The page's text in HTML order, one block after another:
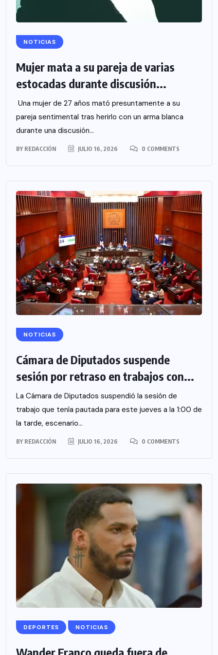
NOTICIAS
Mujer mata a su pareja de varias
estocadas durante discusión...
Una mujer de 27 años mató presuntamente a su
pareja sentimental tras herirlo con un arma blanca
durante una discusión...
BY REDACCIÓN JULIO 16, 2026 0 COMMENTS
NOTICIAS
Cámara de Diputados suspende
sesión por retraso en trabajos con...
La Cámara de Diputados suspendió la sesión de
trabajo que tenía pautada para este jueves a la 1:00 de
la tarde, escenario...
BY REDACCIÓN JULIO 16, 2026 0 COMMENTS
DEPORTES NOTICIAS